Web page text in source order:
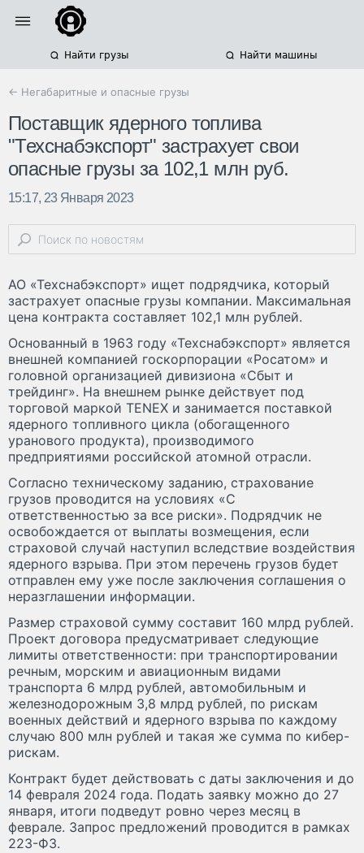
Найти грузы Найти машины
← Негабаритные и опасные грузы
Поставщик ядерного топлива
"Техснабэкспорт" застрахует свои
опасные грузы за 102,1 млн руб.
15:17, 23 Января 2023
АО «Техснабэкспорт» ищет подрядчика, который
застрахует опасные грузы компании. Максимальная
цена контракта составляет 102,1 млн рублей.
Основанный в 1963 году «Техснабэкспорт» является
внешней компанией госкорпорации «Росатом» и
головной организацией дивизиона «Сбыт и
трейдинг». На внешнем рынке действует под
торговой маркой TENEX и занимается поставкой
ядерного топливного цикла (обогащенного
уранового продукта), производимого
предприятиями российской атомной отрасли.
Согласно техническому заданию, страхование
грузов проводится на условиях «С
ответственностью за все риски». Подрядчик не
освобождается от выплаты возмещения, если
страховой случай наступил вследствие воздействия
ядерного взрыва. При этом перечень грузов будет
отправлен ему уже после заключения соглашения о
неразглашении информации.
Размер страховой сумму составит 160 млрд рублей.
Проект договора предусматривает следующие
лимиты ответственности: при транспортировании
речным, морским и авиационным видами
транспорта 6 млрд рублей, автомобильным и
железнодорожным 3,8 млрд рублей, по рискам
военных действий и ядерного взрыва по каждому
случаю 800 млн рублей и такая же сумма по кибер-
рискам.
Контракт будет действовать с даты заключения и до
14 февраля 2024 года. Подать заявку можно до 27
января, итоги подведут ровно через месяц в
феврале. Запрос предложений проводится в рамках
223-ФЗ.